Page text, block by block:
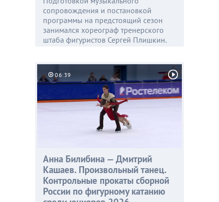
сопровождения и постановкой
программы на предстоящий сезон
занимался хореограф тренерского
штаба фигуристов Сергей Плишкин.
06:39
Анна Билибина — Дмитрий
Кашаев. Произвольный танец.
Контрольные прокаты сборной
России по фигурному катанию